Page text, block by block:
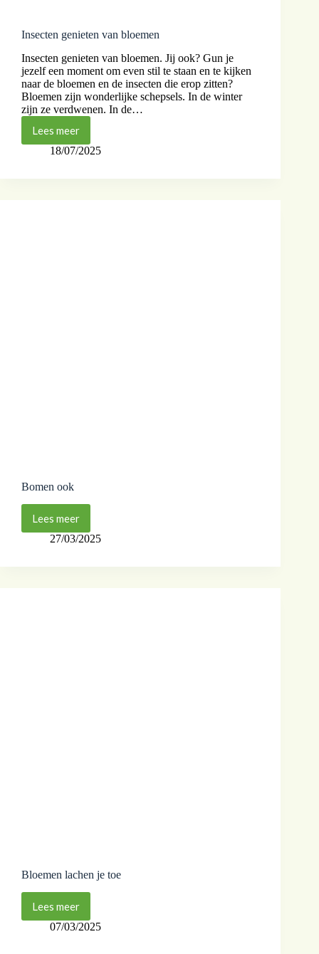
Insecten genieten van bloemen
Insecten genieten van bloemen. Jij ook? Gun je
jezelf een moment om even stil te staan en te kijken
naar de bloemen en de insecten die erop zitten?
Bloemen zijn wonderlijke schepsels. In de winter
zijn ze verdwenen. In de…
Lees meer
18/07/2025
Bomen ook
Lees meer
27/03/2025
Bloemen lachen je toe
Lees meer
07/03/2025